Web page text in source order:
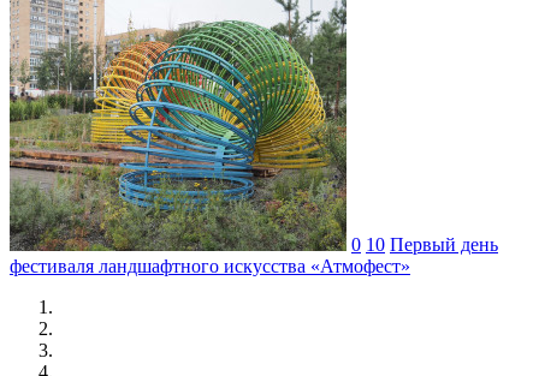
0 10 Первый день
фестиваля ландшафтного искусства «Атмофест»